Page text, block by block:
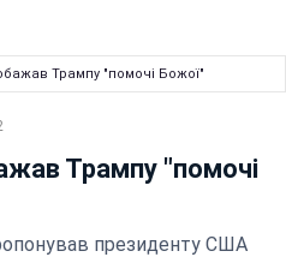
Трампу "помочі Божої"
Трампу "помочі
президенту США